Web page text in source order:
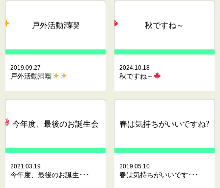
戸外活動満喫
2019.09.27
戸外活動満喫
秋ですね～
2024.10.18
秋ですね～
今年度、最後のお誕生会
2021.03.19
今年度、最後のお誕生･･･
春は気持ちがいいですね?
2019.05.10
春は気持ちがいいです･･･